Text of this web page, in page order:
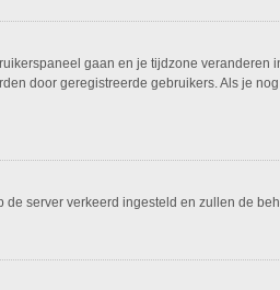
gaan en je tijdzone veranderen
door geregistreerde gebruikers. Als je
server verkeerd ingesteld en zullen de